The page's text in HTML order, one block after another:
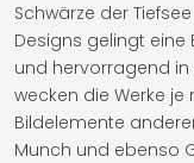
Schwärze der
Designs gelingt
und hervorragend in
wecken die Werke
Bildelemente
Munch und ebenso